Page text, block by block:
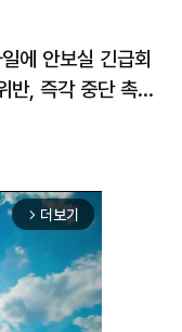
에 안보실 긴급회
반, 즉각 중단 촉
arrow_forward_ios 더보기